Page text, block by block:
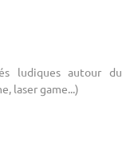
ludiques autour du
laser game...)